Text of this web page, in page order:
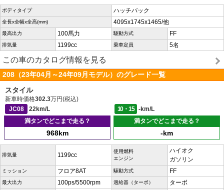
ボディタイプ ハッチバック
全長x全幅x全高(mm) 4095x1745x1465/他
最高出力 100馬力 駆動方式 FF
排気量 1199cc 乗車定員 5名
この車のカタログ情報を見る
208（23年04月～24年09月モデル）のグレード一覧
スタイル
新車時価格302.3万円(税込)
JC08
22km/L 10・15
-km/L
満タンでどこまで走る？
968km
満タンでどこまで走る？
-km
排気量 1199cc
使用燃料
エンジン
ハイオク
ガソリン
ミッション フロア8AT 駆動方式 FF
最大出力 100ps/5500rpm 過給器（ターボ） ターボ